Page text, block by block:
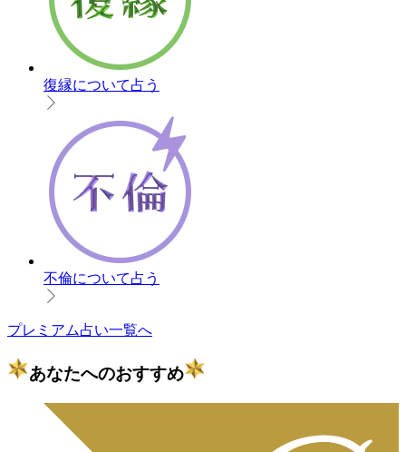
復縁について占う
不倫について占う
プレミアム占い一覧へ
あなたへのおすすめ